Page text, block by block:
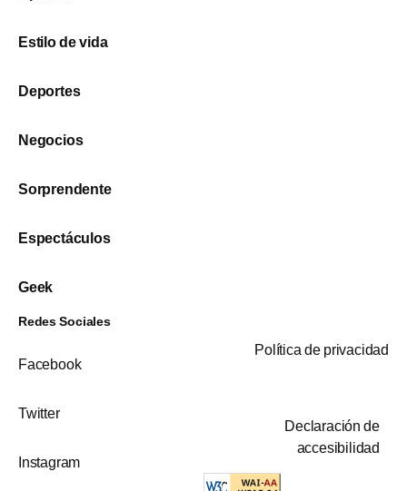
Estilo de vida
Deportes
Negocios
Sorprendente
Espectáculos
Geek
Redes Sociales
Facebook
Twitter
Instagram
Política de privacidad
Declaración de
accesibilidad